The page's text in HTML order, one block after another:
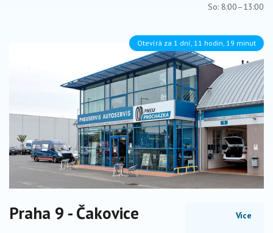
So: 8:00–13:00
Otevírá za 1 dní, 11 hodin, 19 minut
Praha 9 - Čakovice Více